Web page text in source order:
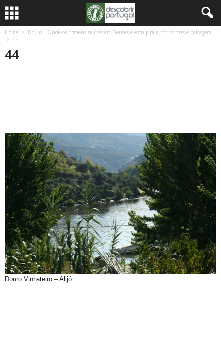
Home
Douro – Onde os homens se fizeram Deuses e esculpiram horizontes e paisagem!
44
44
Douro Vinhateiro – Alijó